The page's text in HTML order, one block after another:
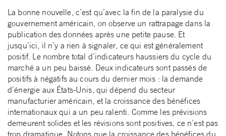
La bonne nouvelle, c’est qu’avec la fin de la paralysie du
gouvernement américain, on observe un rattrapage dans la
publication des données après une petite pause. Et
jusqu’ici, il n’y a rien à signaler, ce qui est généralement
positif. Le nombre total d’indicateurs haussiers du cycle du
marché a un peu baissé. Deux indicateurs sont passés de
positifs à négatifs au cours du dernier mois : la demande
d’énergie aux États-Unis, qui dépend du secteur
manufacturier américain, et la croissance des bénéfices
internationaux qui a un peu ralenti. Comme les prévisions
demeurent solides et les révisions sont positives, ce n’est pas
trop dramatique. Notons que la croissance des bénéfices du